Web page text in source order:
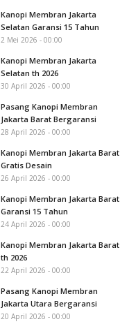
Kanopi Membran Jakarta
Selatan Garansi 15 Tahun
2 Mei 2026 - 00:00
Kanopi Membran Jakarta
Selatan th 2026
30 April 2026 - 00:00
Pasang Kanopi Membran
Jakarta Barat Bergaransi
28 April 2026 - 00:00
Kanopi Membran Jakarta Barat
Gratis Desain
26 April 2026 - 00:00
Kanopi Membran Jakarta Barat
Garansi 15 Tahun
24 April 2026 - 00:00
Kanopi Membran Jakarta Barat
th 2026
22 April 2026 - 00:00
Pasang Kanopi Membran
Jakarta Utara Bergaransi
20 April 2026 - 00:00